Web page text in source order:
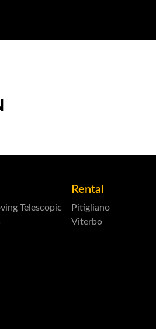
Telescopic
Rental
Pitigliano
Viterbo